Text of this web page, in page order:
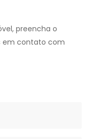
preencha o
em contato com